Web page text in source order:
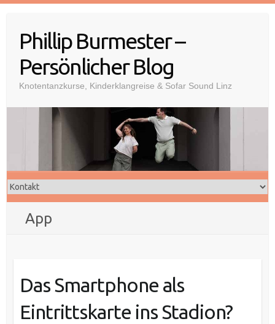
contentPhillip Burmester –
Persönlicher Blog
Knotentanzkurse, Kinderklangreise & Sofar Sound Linz
App
Das Smartphone als
Eintrittskarte ins Stadion?